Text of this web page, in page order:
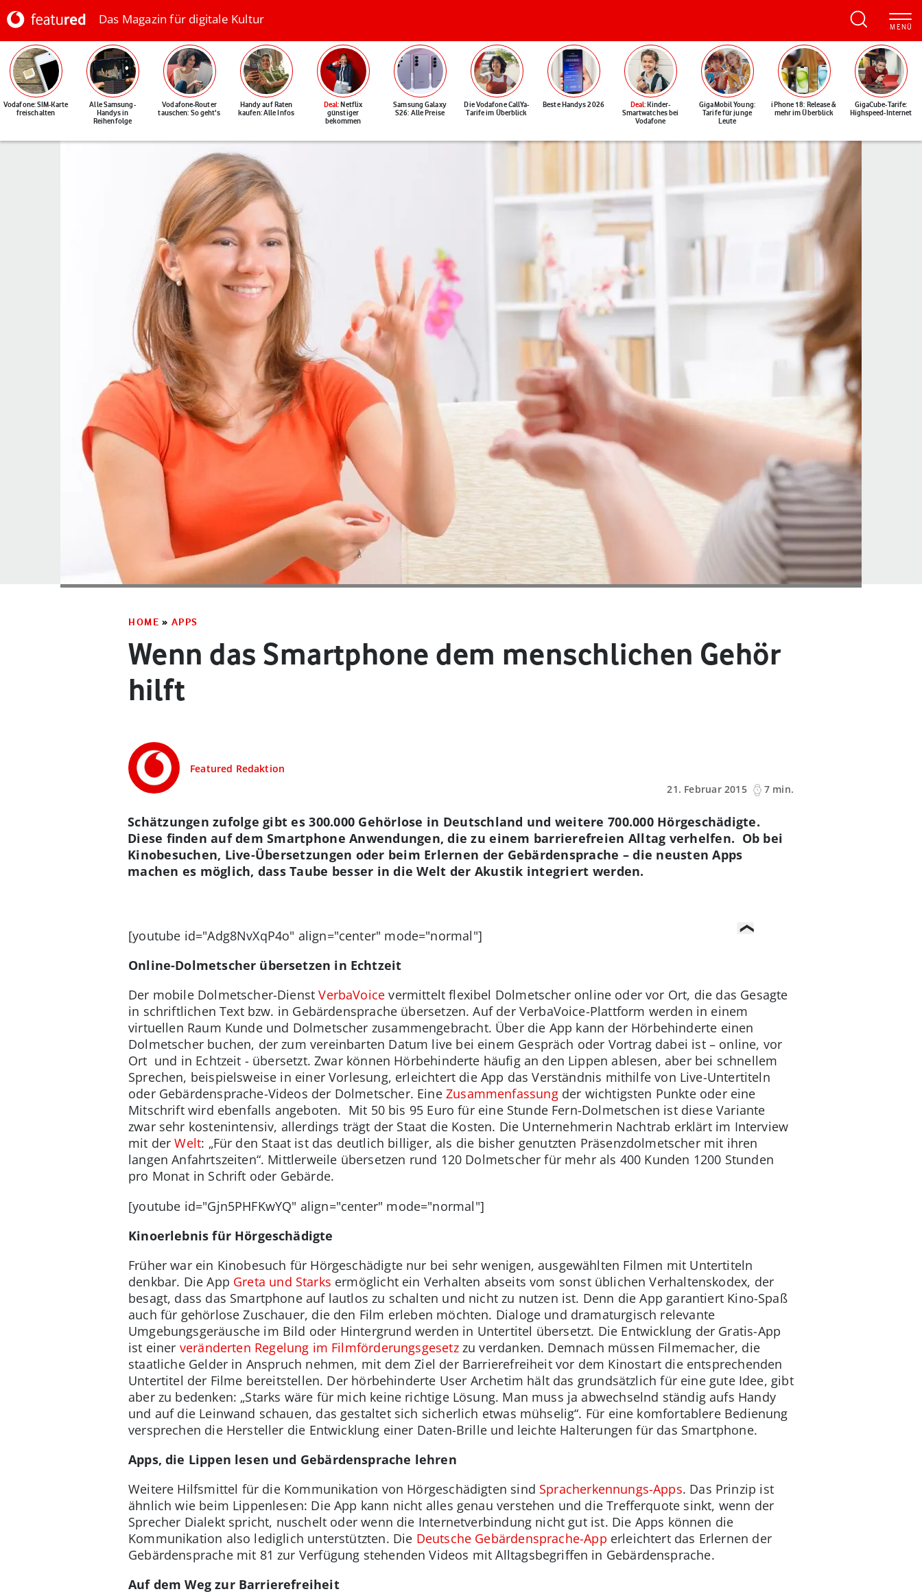
Das Magazin für digitale Kultur
Vodafone: SIM-Karte
freischalten
Alle Samsung-
Handys in
Reihenfolge
Vodafone-Router
tauschen: So geht's
Handy auf Raten
kaufen: Alle Infos
Deal: Netflix
günstiger
bekommen
Samsung Galaxy
S26: Alle Preise
Die Vodafone CallYa-
Tarife im Überblick
Beste Handys 2026 Deal: Kinder-
Smartwatches bei
Vodafone
GigaMobil Young:
Tarife für junge
Leute
iPhone 18: Release &
mehr im Überblick
GigaCube-Tarife:
Highspeed-Internet
HOME » APPS
Wenn das Smartphone dem menschlichen Gehör
hilft
Featured Redaktion
21. Februar 2015
7 min.
Schätzungen zufolge gibt es 300.000 Gehörlose in Deutschland und weitere 700.000 Hörgeschädigte.
Diese finden auf dem Smartphone Anwendungen, die zu einem barrierefreien Alltag verhelfen. Ob bei
Kinobesuchen, Live-Übersetzungen oder beim Erlernen der Gebärdensprache – die neusten Apps
machen es möglich, dass Taube besser in die Welt der Akustik integriert werden.
[youtube id="Adg8NvXqP4o" align="center" mode="normal"]
Online-Dolmetscher übersetzen in Echtzeit
Der mobile Dolmetscher-DienstVerbaVoice vermittelt flexibel Dolmetscher online oder vor Ort, die das Gesagte
in schriftlichen Text bzw. in Gebärdensprache übersetzen. Auf der VerbaVoice-Plattform werden in einem
virtuellen Raum Kunde und Dolmetscher zusammengebracht. Über die App kann der Hörbehinderte einen
Dolmetscher buchen, der zum vereinbarten Datum live bei einem Gespräch oder Vortrag dabei ist – online, vor
Ort und in Echtzeit - übersetzt. Zwar können Hörbehinderte häufig an den Lippen ablesen, aber bei schnellem
Sprechen, beispielsweise in einer Vorlesung, erleichtert die App das Verständnis mithilfe von Live-Untertiteln
oder Gebärdensprache-Videos der Dolmetscher. Eine Zusammenfassungder wichtigsten Punkte oder eine
Mitschrift wird ebenfalls angeboten. Mit 50 bis 95 Euro für eine Stunde Fern-Dolmetschen ist diese Variante
zwar sehr kostenintensiv, allerdings trägt der Staat die Kosten. Die Unternehmerin Nachtrab erklärt im Interview
mit derWelt: „Für den Staat ist das deutlich billiger, als die bisher genutzten Präsenzdolmetscher mit ihren
langen Anfahrtszeiten“. Mittlerweile übersetzen rund 120 Dolmetscher für mehr als 400 Kunden 1200 Stunden
pro Monat in Schrift oder Gebärde.
[youtube id="Gjn5PHFKwYQ" align="center" mode="normal"]
Kinoerlebnis für Hörgeschädigte
Früher war ein Kinobesuch für Hörgeschädigte nur bei sehr wenigen, ausgewählten Filmen mit Untertiteln
denkbar. Die App Greta und Starks ermöglicht ein Verhalten abseits vom sonst üblichen Verhaltenskodex, der
besagt, dass das Smartphone auf lautlos zu schalten und nicht zu nutzen ist. Denn die App garantiert Kino-Spaß
auch für gehörlose Zuschauer, die den Film erleben möchten. Dialoge und dramaturgisch relevante
Umgebungsgeräusche im Bild oder Hintergrund werden in Untertitel übersetzt. Die Entwicklung der Gratis-App
ist einer veränderten Regelung im Filmförderungsgesetzzu verdanken. Demnach müssen Filmemacher, die
staatliche Gelder in Anspruch nehmen, mit dem Ziel der Barrierefreiheit vor dem Kinostart die entsprechenden
Untertitel der Filme bereitstellen. Der hörbehinderte User Archetim hält das grundsätzlich für eine gute Idee, gibt
aber zu bedenken: „Starks wäre für mich keine richtige Lösung. Man muss ja abwechselnd ständig aufs Handy
und auf die Leinwand schauen, das gestaltet sich sicherlich etwas mühselig“. Für eine komfortablere Bedienung
versprechen die Hersteller die Entwicklung einer Daten-Brille und leichte Halterungen für das Smartphone.
Apps, die Lippen lesen und Gebärdensprache lehren
Weitere Hilfsmittel für die Kommunikation von Hörgeschädigten sind Spracherkennungs-Apps. Das Prinzip ist
ähnlich wie beim Lippenlesen: Die App kann nicht alles genau verstehen und die Trefferquote sinkt, wenn der
Sprecher Dialekt spricht, nuschelt oder wenn die Internetverbindung nicht gut ist. Die Apps können die
Kommunikation also lediglich unterstützten. Die Deutsche Gebärdensprache-App erleichtert das Erlernen der
Gebärdensprache mit 81 zur Verfügung stehenden Videos mit Alltagsbegriffen in Gebärdensprache.
Auf dem Weg zur Barrierefreiheit